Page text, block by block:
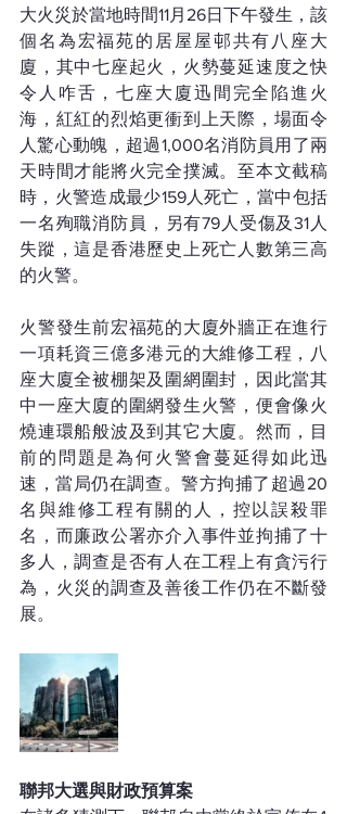
大火災於當地時間11月26日下午發生，該
個名為宏福苑的居屋屋邨共有八座大
廈，其中七座起火，火勢蔓延速度之快
令人咋舌，七座大廈迅間完全陷進火
海，紅紅的烈焰更衝到上天際，場面令
人驚心動魄，超過1,000名消防員用了兩
天時間才能將火完全撲滅。至本文截稿
時，火警造成最少159人死亡，當中包括
一名殉職消防員，另有79人受傷及31人
失蹤，這是香港歷史上死亡人數第三高
的火警。
火警發生前宏福苑的大廈外牆正在進行
一項耗資三億多港元的大維修工程，八
座大廈全被棚架及圍網圍封，因此當其
中一座大廈的圍網發生火警，便會像火
燒連環船般波及到其它大廈。然而，目
前的問題是為何火警會蔓延得如此迅
速，當局仍在調查。警方拘捕了超過20
名與維修工程有關的人，控以誤殺罪
名，而廉政公署亦介入事件並拘捕了十
多人，調查是否有人在工程上有貪污行
為，火災的調查及善後工作仍在不斷發
展。
聯邦大選與財政預算案